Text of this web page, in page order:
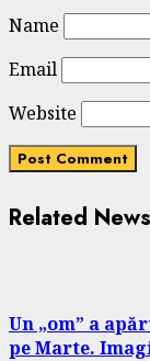
Name
Email
Website
Related News
Un „om” a
pe Marte.